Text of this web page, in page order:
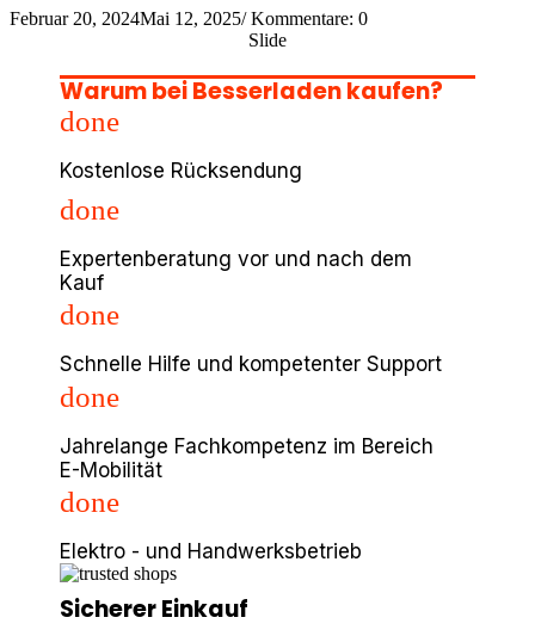
Februar 20, 2024Mai 12, 2025/Kommentare: 0
Slide
Warum bei Besserladen kaufen?
done
Kostenlose Rücksendung
done
Expertenberatung vor und nach dem
Kauf
done
Schnelle Hilfe und kompetenter Support
done
Jahrelange Fachkompetenz im Bereich
E-Mobilität
done
Elektro - und Handwerksbetrieb
Sicherer Einkauf